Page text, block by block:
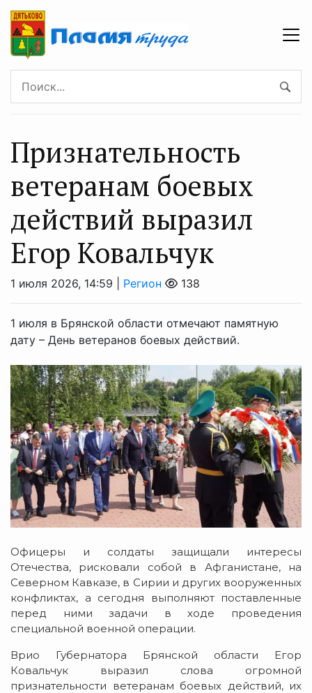
Признательность
ветеранам боевых
действий выразил
Егор Ковальчук
1 июля 2026, 14:59 | Регион 138
1 июля в Брянской области отмечают памятную
дату – День ветеранов боевых действий.
Офицеры и солдаты защищали интересы
Отечества, рисковали собой в Афганистане, на
Северном Кавказе, в Сирии и других вооруженных
конфликтах, а сегодня выполняют поставленные
перед ними задачи в ходе проведения
специальной военной операции.
Врио Губернатора Брянской области Егор
Ковальчук выразил слова огромной
признательности ветеранам боевых действий, их